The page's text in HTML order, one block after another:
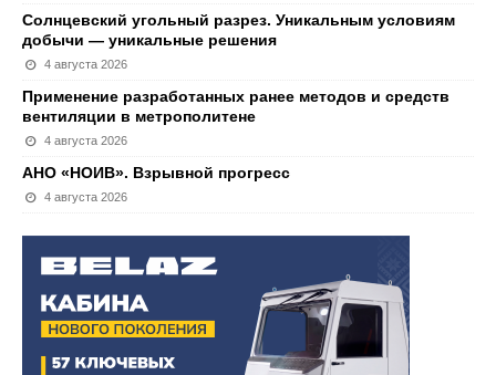
Солнцевский угольный разрез. Уникальным условиям
добычи — уникальные решения
4 августа 2026
Применение разработанных ранее методов и средств
вентиляции в метрополитене
4 августа 2026
АНО «НОИВ». Взрывной прогресс
4 августа 2026